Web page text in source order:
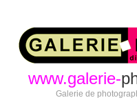
www.galerie-
Galerie de